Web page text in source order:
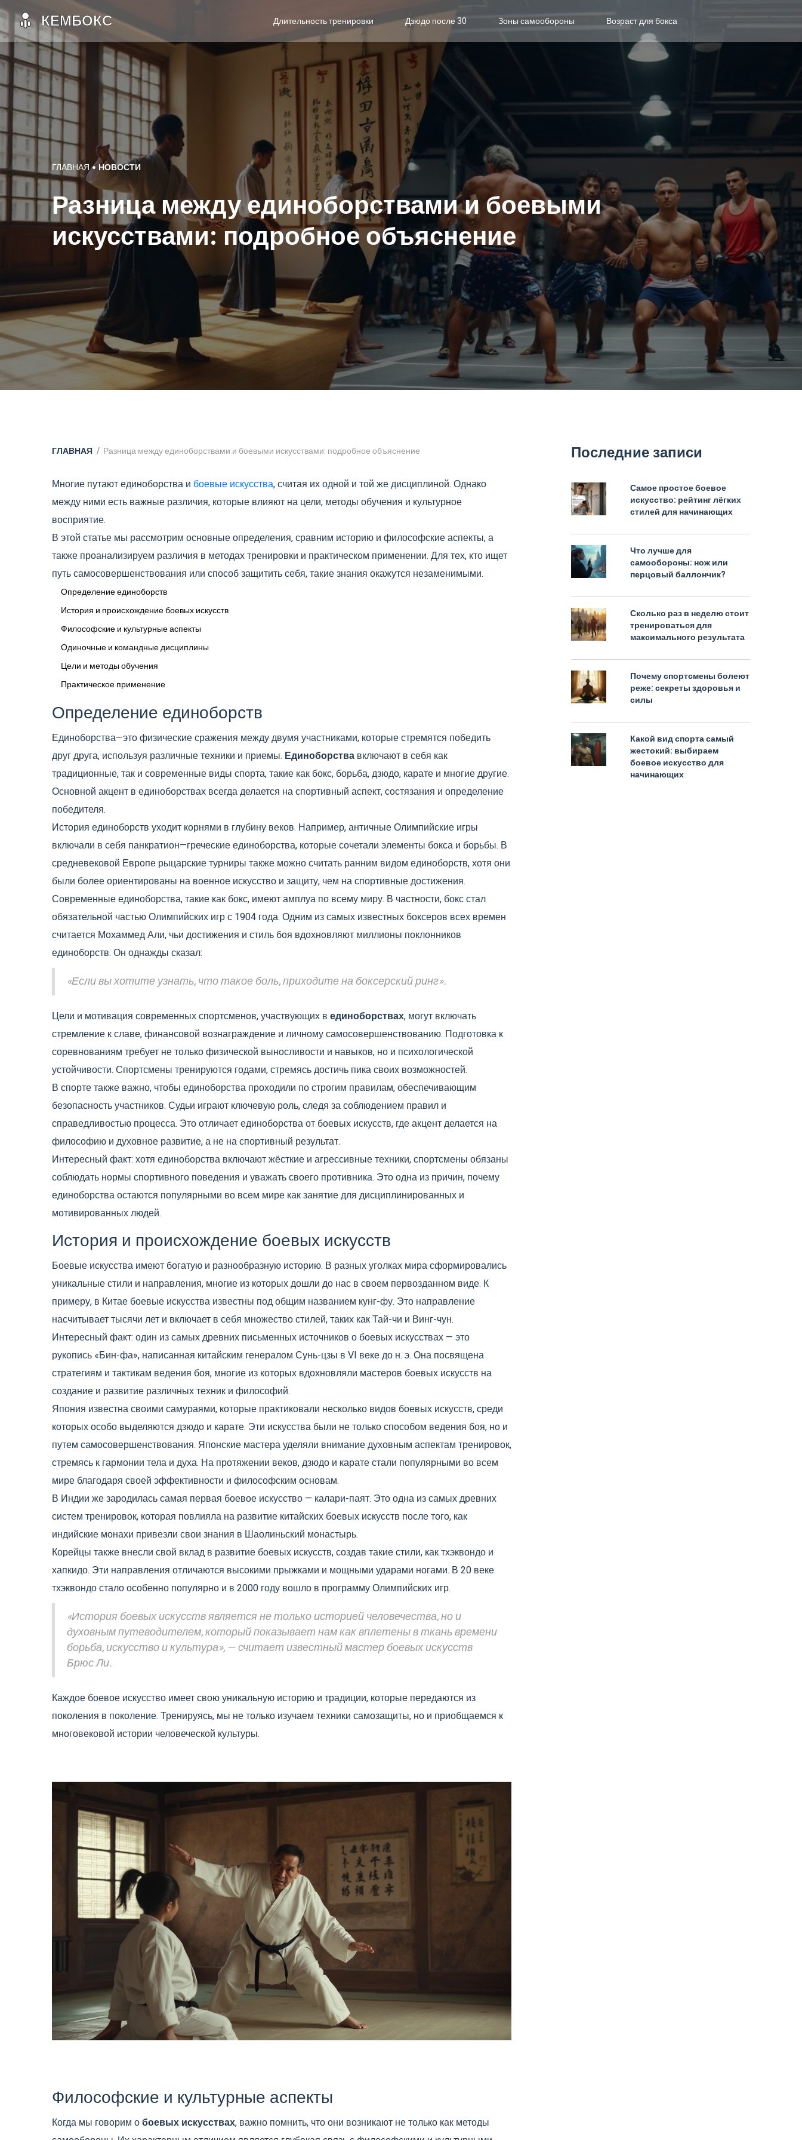
Длительность тренировки Дзюдо после 30 Зоны самообороны Возраст для бокса
ГЛАВНАЯ НОВОСТИ
Разница между единоборствами и боевыми
искусствами: подробное объяснение
ГЛАВНАЯ Разница между единоборствами и боевыми искусствами: подробное объяснение
Многие путают единоборства и боевые искусства, считая их одной и той же дисциплиной. Однако
между ними есть важные различия, которые влияют на цели, методы обучения и культурное
восприятие.
В этой статье мы рассмотрим основные определения, сравним историю и философские аспекты, а
также проанализируем различия в методах тренировки и практическом применении. Для тех, кто ищет
путь самосовершенствования или способ защитить себя, такие знания окажутся незаменимыми.
Определение единоборств
История и происхождение боевых искусств
Философские и культурные аспекты
Одиночные и командные дисциплины
Цели и методы обучения
Практическое применение
Определение единоборств
Единоборства—это физические сражения между двумя участниками, которые стремятся победить
друг друга, используя различные техники и приемы. Единоборства включают в себя как
традиционные, так и современные виды спорта, такие как бокс, борьба, дзюдо, карате и многие другие.
Основной акцент в единоборствах всегда делается на спортивный аспект, состязания и определение
победителя.
История единоборств уходит корнями в глубину веков. Например, античные Олимпийские игры
включали в себя панкратион—греческие единоборства, которые сочетали элементы бокса и борьбы. В
средневековой Европе рыцарские турниры также можно считать ранним видом единоборств, хотя они
были более ориентированы на военное искусство и защиту, чем на спортивные достижения.
Современные единоборства, такие как бокс, имеют амплуа по всему миру. В частности, бокс стал
обязательной частью Олимпийских игр с 1904 года. Одним из самых известных боксеров всех времен
считается Мохаммед Али, чьи достижения и стиль боя вдохновляют миллионы поклонников
единоборств. Он однажды сказал:
«Если вы хотите узнать, что такое боль, приходите на боксерский ринг».
Цели и мотивация современных спортсменов, участвующих в единоборствах, могут включать
стремление к славе, финансовой вознаграждение и личному самосовершенствованию. Подготовка к
соревнованиям требует не только физической выносливости и навыков, но и психологической
устойчивости. Спортсмены тренируются годами, стремясь достичь пика своих возможностей.
В спорте также важно, чтобы единоборства проходили по строгим правилам, обеспечивающим
безопасность участников. Судьи играют ключевую роль, следя за соблюдением правил и
справедливостью процесса. Это отличает единоборства от боевых искусств, где акцент делается на
философию и духовное развитие, а не на спортивный результат.
Интересный факт: хотя единоборства включают жёсткие и агрессивные техники, спортсмены обязаны
соблюдать нормы спортивного поведения и уважать своего противника. Это одна из причин, почему
единоборства остаются популярными во всем мире как занятие для дисциплинированных и
мотивированных людей.
История и происхождение боевых искусств
Боевые искусства имеют богатую и разнообразную историю. В разных уголках мира сформировались
уникальные стили и направления, многие из которых дошли до нас в своем первозданном виде. К
примеру, в Китае боевые искусства известны под общим названием кунг-фу. Это направление
насчитывает тысячи лет и включает в себя множество стилей, таких как Тай-чи и Винг-чун.
Интересный факт: один из самых древних письменных источников о боевых искусствах — это
рукопись «Бин-фа», написанная китайским генералом Сунь-цзы в VI веке до н. э. Она посвящена
стратегиям и тактикам ведения боя, многие из которых вдохновляли мастеров боевых искусств на
создание и развитие различных техник и философий.
Япония известна своими самураями, которые практиковали несколько видов боевых искусств, среди
которых особо выделяются дзюдо и карате. Эти искусства были не только способом ведения боя, но и
путем самосовершенствования. Японские мастера уделяли внимание духовным аспектам тренировок,
стремясь к гармонии тела и духа. На протяжении веков, дзюдо и карате стали популярными во всем
мире благодаря своей эффективности и философским основам.
В Индии же зародилась самая первая боевое искусство — калари-паят. Это одна из самых древних
систем тренировок, которая повлияла на развитие китайских боевых искусств после того, как
индийские монахи привезли свои знания в Шаолиньский монастырь.
Корейцы также внесли свой вклад в развитие боевых искусств, создав такие стили, как тхэквондо и
хапкидо. Эти направления отличаются высокими прыжками и мощными ударами ногами. В 20 веке
тхэквондо стало особенно популярно и в 2000 году вошло в программу Олимпийских игр.
«История боевых искусств является не только историей человечества, но и
духовным путеводителем, который показывает нам как вплетены в ткань времени
борьба, искусство и культура», — считает известный мастер боевых искусств
Брюс Ли.
Каждое боевое искусство имеет свою уникальную историю и традиции, которые передаются из
поколения в поколение. Тренируясь, мы не только изучаем техники самозащиты, но и приобщаемся к
многовековой истории человеческой культуры.
Философские и культурные аспекты
Когда мы говорим обоевых искусствах, важно помнить, что они возникают не только как методы
Последние записи
Самое простое боевое
искусство: рейтинг лёгких
стилей для начинающих
Что лучше для
самообороны: нож или
перцовый баллончик?
Сколько раз в неделю стоит
тренироваться для
максимального результата
Почему спортсмены болеют
реже: секреты здоровья и
силы
Какой вид спорта самый
жестокий: выбираем
боевое искусство для
начинающих